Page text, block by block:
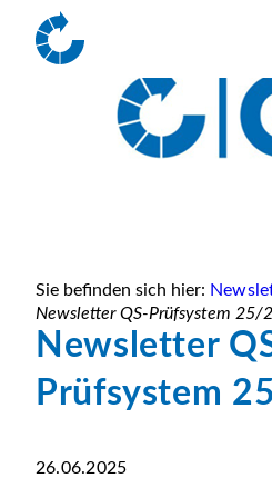
Sie befinden sich hier:
Newsletter QS-Prüfsystem 25/
Newsletter
Prüfsystem
26.06.2025